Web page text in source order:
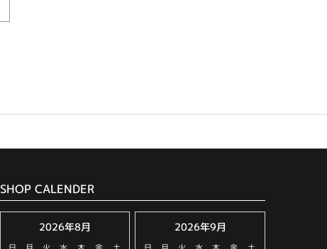
SHOP CALENDER
2026年8月 2026年9月